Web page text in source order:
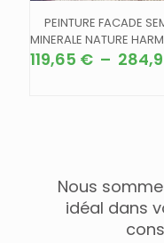
PEINTURE FACADE
MINERALE NATURE
119,65 € –
options
peuvent
être
choisies
Nous
idéal dans